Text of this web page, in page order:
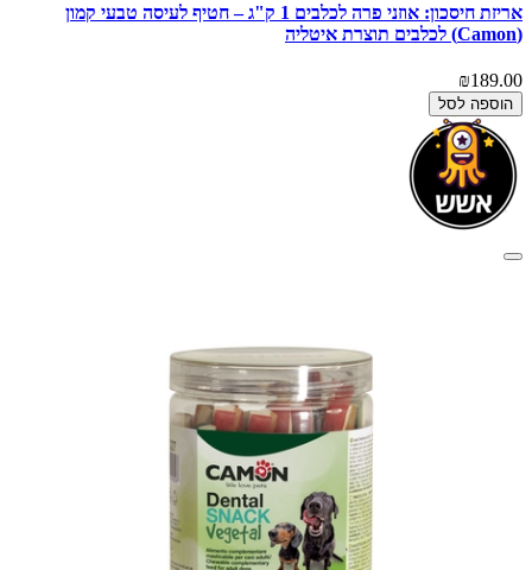
אריזת חיסכון: אוזני פרה לכלבים 1 ק"ג – חטיף לעיסה טבעי קמון
(Camon) לכלבים תוצרת איטליה
₪189.00
הוספה לסל